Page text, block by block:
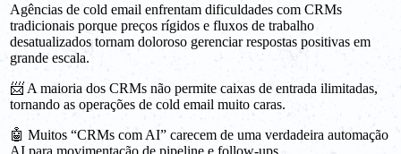
Agências de cold email enfrentam dificuldades com CRMs
tradicionais porque preços rígidos e fluxos de trabalho
desatualizados tornam doloroso gerenciar respostas positivas em
grande escala.
📨 A maioria dos CRMs não permite caixas de entrada ilimitadas,
tornando as operações de cold email muito caras.
🤖 Muitos “CRMs com AI” carecem de uma verdadeira automação
AI para movimentação de pipeline e follow-ups.